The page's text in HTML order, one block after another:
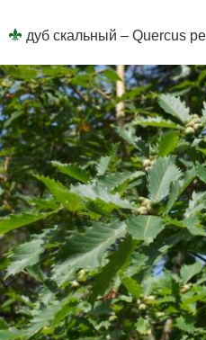
дуб скальный – Quercus